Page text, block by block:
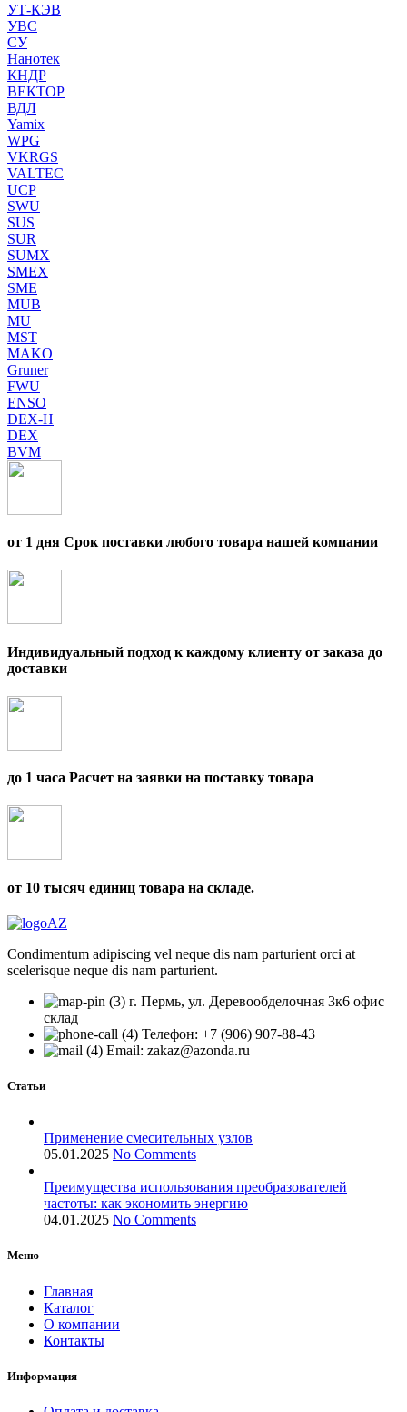
УТ-КЭВ
УВС
СУ
Нанотек
КНДР
ВЕКТОР
ВДЛ
Yamix
WPG
VKRGS
VALTEC
UCP
SWU
SUS
SUR
SUMX
SMEX
SME
MUB
MU
MST
MAKO
Gruner
FWU
ENSO
DEX-H
DEX
BVM
от 1 дня Срок поставки любого товара нашей компании
Индивидуальный подход к каждому клиенту от заказа до
доставки
до 1 часа Расчет на заявки на поставку товара
от 10 тысяч единиц товара на складе.
Condimentum adipiscing vel neque dis nam parturient orci at
scelerisque neque dis nam parturient.
г. Пермь, ул. Деревообделочная 3к6 офис
склад
Телефон: +7 (906) 907-88-43
Email: zakaz@azonda.ru
Статьи
Применение смесительных узлов
05.01.2025 No Comments
Преимущества использования преобразователей
частоты: как экономить энергию
04.01.2025 No Comments
Меню
Главная
Каталог
О компании
Контакты
Информация